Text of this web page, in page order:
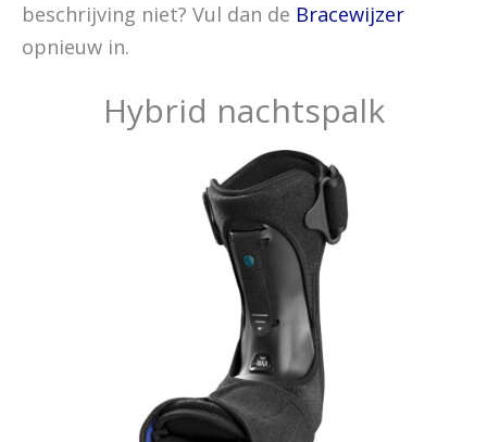
beschrijving niet? Vul dan de Bracewijzer
opnieuw in.
Hybrid nachtspalk